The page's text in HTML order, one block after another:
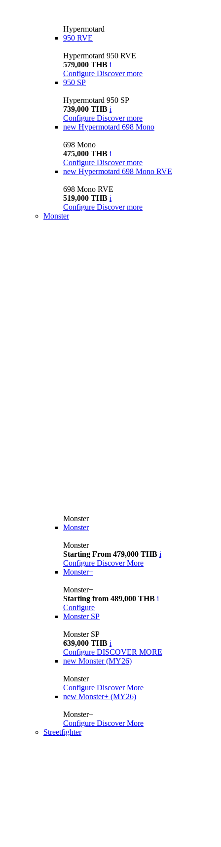
Hypermotard
950 RVE
Hypermotard 950 RVE
579,000 THB i
Configure Discover more
950 SP
Hypermotard 950 SP
739,000 THB i
Configure Discover more
new Hypermotard 698 Mono
698 Mono
475,000 THB i
Configure Discover more
new Hypermotard 698 Mono RVE
698 Mono RVE
519,000 THB i
Configure Discover more
Monster
Monster
Monster
Monster
Starting From 479,000 THB i
Configure Discover More
Monster+
Monster+
Starting from 489,000 THB i
Configure
Monster SP
Monster SP
639,000 THB i
Configure DISCOVER MORE
new Monster (MY26)
Monster
Configure Discover More
new Monster+ (MY26)
Monster+
Configure Discover More
Streetfighter